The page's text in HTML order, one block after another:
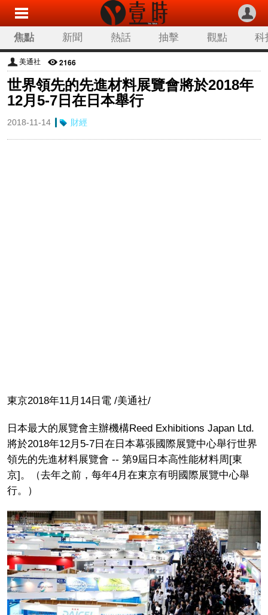
焦點 新聞 熱話 抽擊 觀點 科
美通社 2166
世界領先的先進材料展覽會將於2018年
12月5-7日在日本舉行
2018-11-14 財經
東京2018年11月14日電 /美通社/
日本最大的展覽會主辦機構Reed Exhibitions Japan Ltd.
將於2018年12月5-7日在日本幕張國際展覽中心舉行世界
領先的先進材料展覽會 -- 第9屆日本高性能材料周[東
京]。（去年之前，每年4月在東京有明國際展覽中心舉
行。）